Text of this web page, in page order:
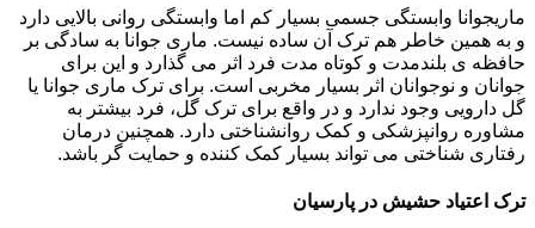
ماریجوانا وابستگی جسمی بسیار کم اما وابستگی روانی بالایی دارد
و به همین خاطر هم ترک آن ساده نیست. ماری جوانا به سادگی بر
حافظه ی بلندمدت و کوتاه مدت فرد اثر می گذارد و این برای
جوانان و نوجوانان اثر بسیار مخربی است. برای ترک ماری جوانا یا
گل دارویی وجود ندارد و در واقع برای ترک گل، فرد بیشتر به
مشاوره روانپزشکی و کمک روانشناختی دارد. همچنین درمان
رفتاری شناختی می تواند بسیار کمک کننده و حمایت گر باشد.
ترک اعتیاد حشیش در پارسیان